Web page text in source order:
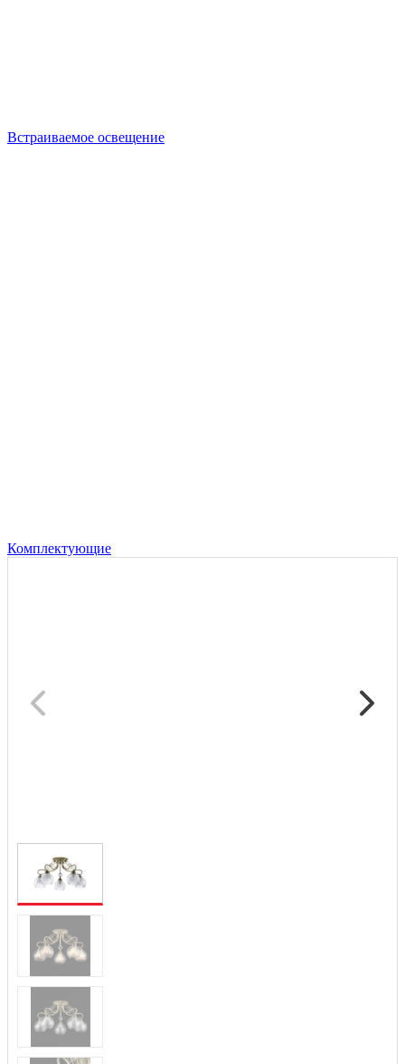
Встраиваемое освещение
Комплектующие